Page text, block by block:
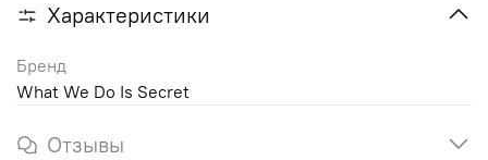
Характеристики
Бренд
What We Do Is Secret
Отзывы